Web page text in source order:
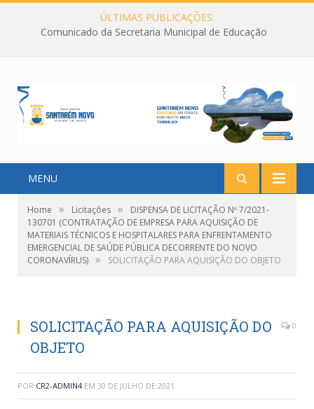
ÚLTIMAS PUBLICAÇÕES:
Comunicado da Secretaria Municipal de Educação
MENU
Home » Licitações »
DISPENSA DE LICITAÇÃO Nº 7/2021-
130701 (CONTRATAÇÃO DE EMPRESA PARA AQUISIÇÃO DE
MATERIAIS TÉCNICOS E HOSPITALARES PARA ENFRENTAMENTO
EMERGENCIAL DE SAÚDE PÚBLICA DECORRENTE DO NOVO
CORONAVÍRUS) » SOLICITAÇÃO PARA AQUISIÇÃO DO OBJETO
SOLICITAÇÃO PARA AQUISIÇÃO DO
OBJETO
0
POR CR2-ADMIN4 EM 30 DE JULHO DE 2021